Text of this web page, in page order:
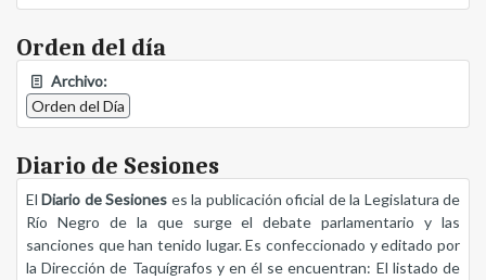
Orden del día
Archivo:
Orden del Día
Diario de Sesiones
ElDiario de Sesiones es la publicación oficial de la Legislatura de
Río Negro de la que surge el debate parlamentario y las
sanciones que han tenido lugar. Es confeccionado y editado por
la Dirección de Taquígrafos y en él se encuentran: El listado de